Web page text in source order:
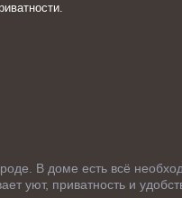
В доме есть всё
уют, приватность и